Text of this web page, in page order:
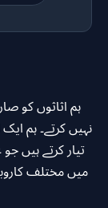
ہم اثاثوں کو
نہیں کرتے۔ ہم
تیار کرتے ہیں
میں مختلف